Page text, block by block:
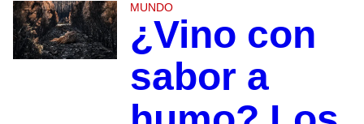
MUNDO
¿Vino con
sabor a